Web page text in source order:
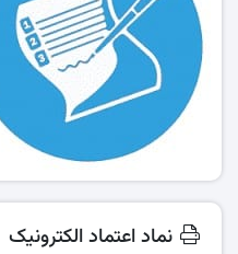
نماد اعتماد الکترونیک